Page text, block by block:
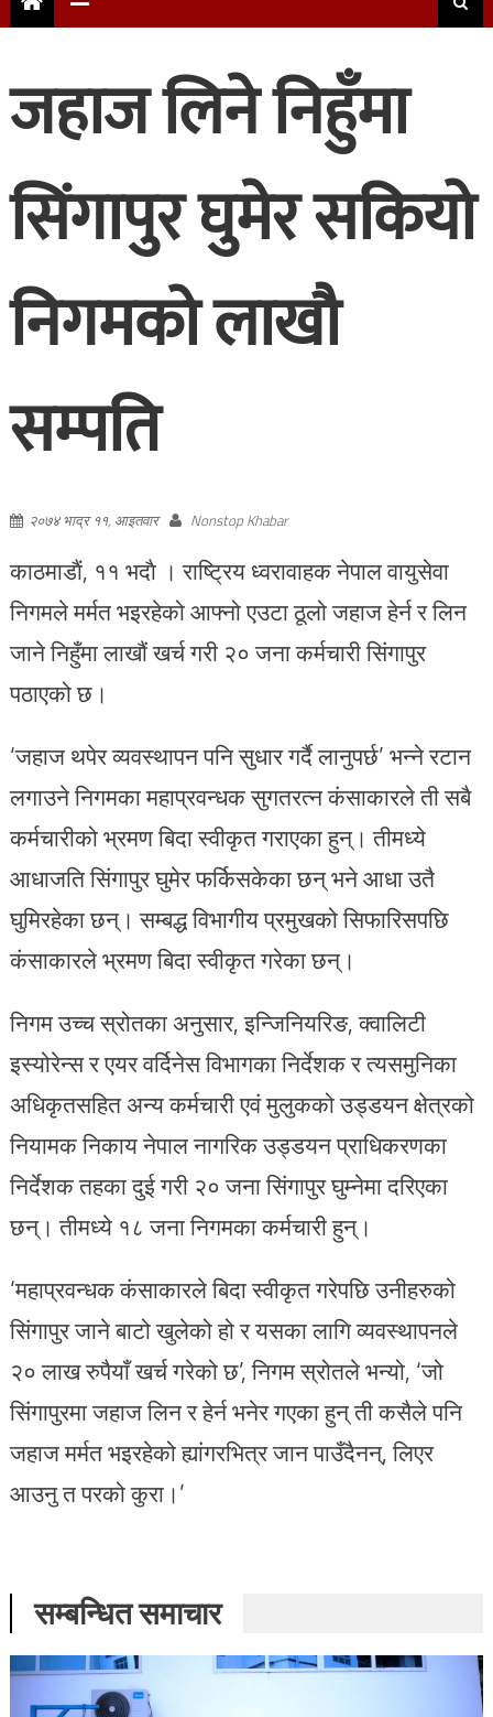
जहाज लिने निहुँमा
सिंगापुर घुमेर सकियो
निगमको लाखौ
सम्पति
२०७४ भाद्र ११, आइतवार Nonstop Khabar
काठमाडाैं, ११ भदाै । राष्ट्रिय ध्वरावाहक नेपाल वायुसेवा
निगमले मर्मत भइरहेको आफ्नो एउटा ठूलो जहाज हेर्न र लिन
जाने निहुँमा लाखौं खर्च गरी २० जना कर्मचारी सिंगापुर
पठाएको छ।
‘जहाज थपेर व्यवस्थापन पनि सुधार गर्दै लानुपर्छ’ भन्ने रटान
लगाउने निगमका महाप्रवन्धक सुगतरत्न कंसाकारले ती सबै
कर्मचारीको भ्रमण बिदा स्वीकृत गराएका हुन्। तीमध्ये
आधाजति सिंगापुर घुमेर फर्किसकेका छन् भने आधा उतै
घुमिरहेका छन्। सम्बद्ध विभागीय प्रमुखको सिफारिसपछि
कंसाकारले भ्रमण बिदा स्वीकृत गरेका छन्।
निगम उच्च स्रोतका अनुसार, इन्जिनियरिङ, क्वालिटी
इस्योरेन्स र एयर वर्दिनेस विभागका निर्देशक र त्यसमुनिका
अधिकृतसहित अन्य कर्मचारी एवं मुलुकको उड्डयन क्षेत्रको
नियामक निकाय नेपाल नागरिक उड्डयन प्राधिकरणका
निर्देशक तहका दुई गरी २० जना सिंगापुर घुम्नेमा दरिएका
छन्। तीमध्ये १८ जना निगमका कर्मचारी हुन्।
‘महाप्रवन्धक कंसाकारले बिदा स्वीकृत गरेपछि उनीहरुको
सिंगापुर जाने बाटो खुलेको हो र यसका लागि व्यवस्थापनले
२० लाख रुपैयाँ खर्च गरेको छ’, निगम स्रोतले भन्यो, ‘जो
सिंगापुरमा जहाज लिन र हेर्न भनेर गएका हुन् ती कसैले पनि
जहाज मर्मत भइरहेको ह्यांगरभित्र जान पाउँदैनन्, लिएर
आउनु त परको कुरा।’
सम्बन्धित समाचार